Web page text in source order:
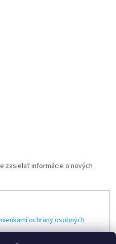
zasielať informácie o nových
ochrany osobných